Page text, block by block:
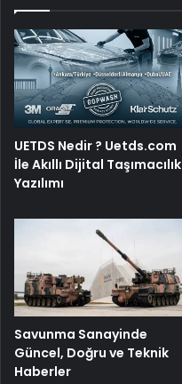
UETDS Nedir ? Uetds.com
İle Akıllı Dijital Taşımacılık
Yazılımı
Savunma Sanayinde
Güncel, Doğru ve Teknik
Haberler